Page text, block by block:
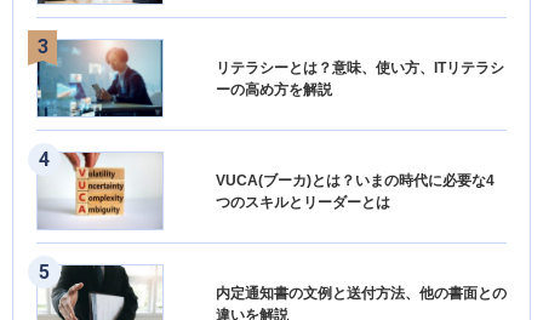
リテラシーとは？意味、使い方、ITリテラシ
ーの高め方を解説
VUCA(ブーカ)とは？いまの時代に必要な4
つのスキルとリーダーとは
内定通知書の文例と送付方法、他の書面との
違いを解説